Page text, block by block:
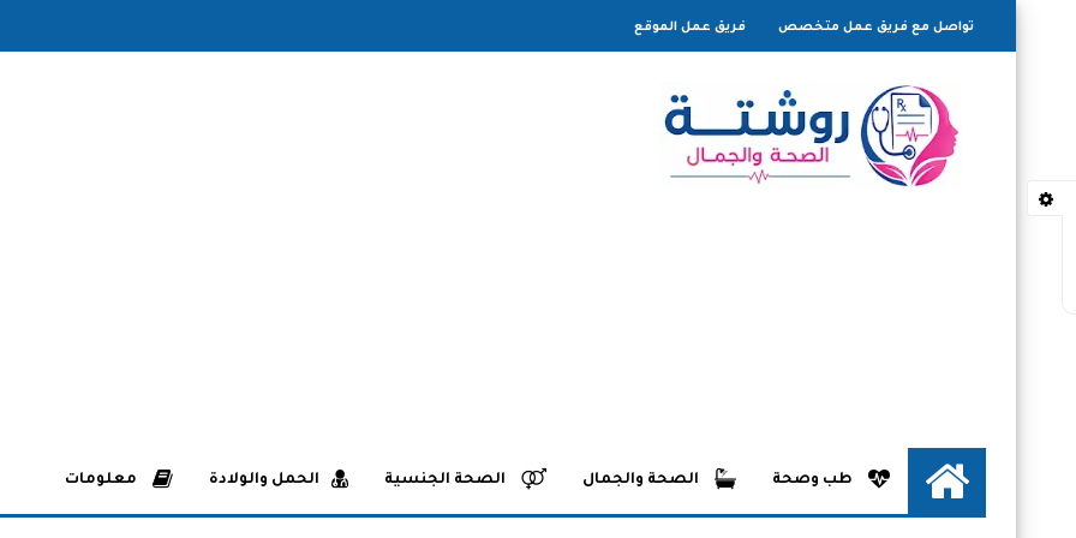
تواصل مع فريق عمل متخصص فريق عمل الموقع
الرئيسيةطب وصحة الصحة والجمال الصحة الجنسية الحمل والولادة معلومات